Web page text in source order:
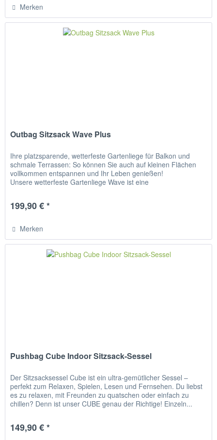
Merken
Outbag Sitzsack Wave Plus
Ihre platzsparende, wetterfeste Gartenliege für Balkon und
schmale Terrassen: So können Sie auch auf kleinen Flächen
vollkommen entspannen und Ihr Leben genießen!
Unsere wetterfeste Gartenliege Wave ist eine
199,90 € *
Merken
Pushbag Cube Indoor Sitzsack-Sessel
Der Sitzsacksessel Cube ist ein ultra-gemütlicher Sessel –
perfekt zum Relaxen, Spielen, Lesen und Fernsehen. Du liebst
es zu relaxen, mit Freunden zu quatschen oder einfach zu
chillen? Denn ist unser CUBE genau der Richtige! Einzeln...
149,90 € *